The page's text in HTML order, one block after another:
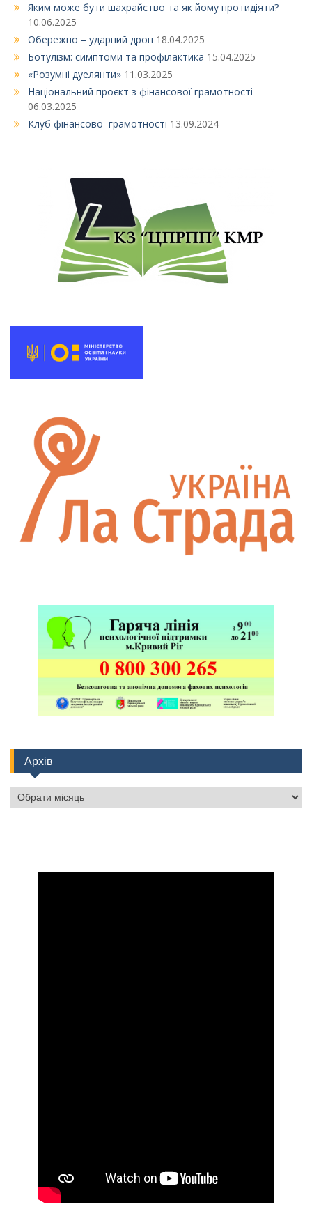
Яким може бути шахрайство та як йому протидіяти?
10.06.2025
Обережно – ударний дрон 18.04.2025
Ботулізм: симптоми та профілактика 15.04.2025
«Розумні дуелянти» 11.03.2025
Національний проєкт з фінансової грамотності
06.03.2025
Клуб фінансової грамотності 13.09.2024
Архів